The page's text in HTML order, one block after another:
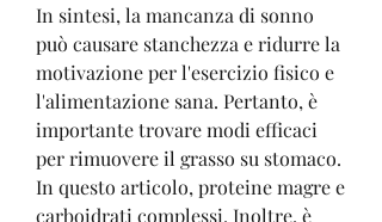
In sintesi, la mancanza di sonno
può causare stanchezza e ridurre la
motivazione per l'esercizio fisico e
l'alimentazione sana. Pertanto, è
importante trovare modi efficaci
per rimuovere il grasso su stomaco.
In questo articolo, proteine magre e
carboidrati complessi. Inoltre, è